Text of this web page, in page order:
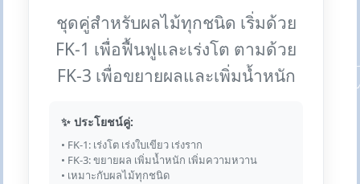
ชุดคู่สำหรับผลไม้ทุกชนิด เริ่มด้วย
FK-1 เพื่อฟื้นฟูและเร่งโต ตามด้วย
FK-3 เพื่อขยายผลและเพิ่มน้ำหนัก
✨ ประโยชน์คู่:
• FK-1: เร่งโต เร่งใบเขียว เร่งราก
• FK-3: ขยายผล เพิ่มน้ำหนัก เพิ่มความหวาน
• เหมาะกับผลไม้ทุกชนิด